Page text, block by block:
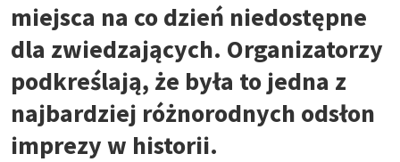
miejsca na co dzień niedostępne
dla zwiedzających. Organizatorzy
podkreślają, że była to jedna z
najbardziej różnorodnych odsłon
imprezy w historii.